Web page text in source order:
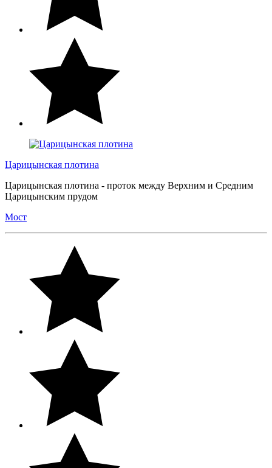
Царицынская плотина
Царицынская плотина - проток между Верхним и Средним
Царицынским прудом
Мост